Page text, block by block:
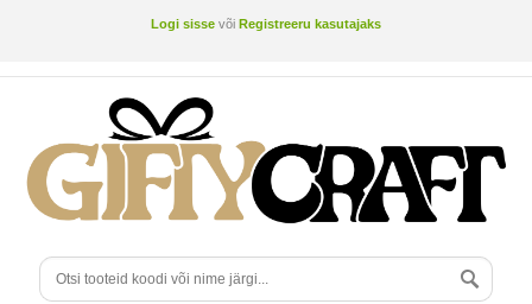
Logi sisse või Registreeru kasutajaks